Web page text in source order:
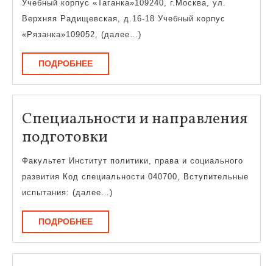
Учебный корпус «Таганка»109240, г.Москва, ул.
Верхняя Радищевская, д.16-18 Учебный корпус
«Рязанка»109052, (далее…)
ПОДРОБНЕЕПОДРОБНЕЕ
Специальности и направления
подготовки
и
направления
подготовки
Факультет Институт политики, права и социального
развития Код специальности 040700, Вступительные
испытания: (далее…)
ПОДРОБНЕЕПОДРОБНЕЕ